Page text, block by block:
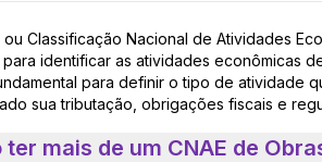
ou Classificação Nacional de Atividades
identificar as atividades econômicas
para definir o tipo de atividade
sua tributação, obrigações fiscais e
ter mais de um CNAE de